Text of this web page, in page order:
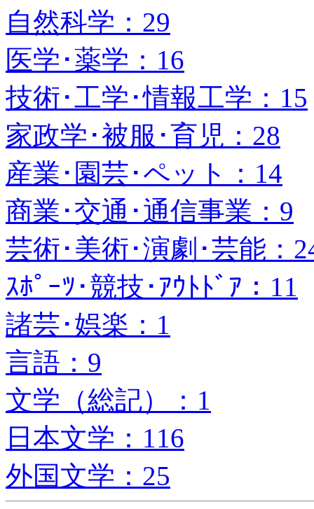
自然科学：29
医学･薬学：16
技術･工学･情報工学：15
家政学･被服･育児：28
産業･園芸･ペット：14
商業･交通･通信事業：9
芸術･美術･演劇･芸能：
ｽﾎﾟｰﾂ･競技･ｱｳﾄﾄﾞｱ：11
諸芸･娯楽：1
言語：9
文学（総記）：1
日本文学：116
外国文学：25